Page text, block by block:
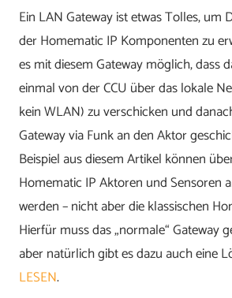
Ein LAN Gateway ist etwas Tolles, um
der Homematic IP Komponenten zu
es mit diesem Gateway möglich, dass
einmal von der CCU über das lokale
kein WLAN) zu verschicken und
Gateway via Funk an den Aktor
Beispiel aus diesem Artikel können
Homematic IP Aktoren und Sensoren
werden – nicht aber die klassischen
Hierfür muss das „normale“ Gateway
aber natürlich gibt es dazu auch eine
LESEN.